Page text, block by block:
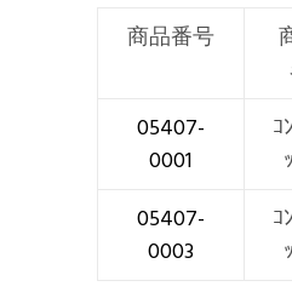
商品番号
05407-
0001
ｺ
05407-
0003
ｺ